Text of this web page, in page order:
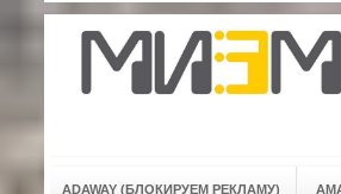
ADAWAY (БЛОКИРУЕМ РЕКЛАМУ)